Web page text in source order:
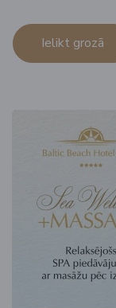
Ielikt grozā